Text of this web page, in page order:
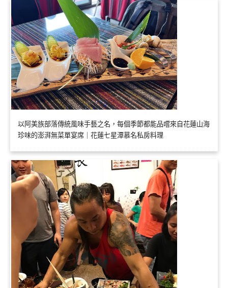
以阿美族部落傳統風味手藝之名，每個季節都能品嚐來自花蓮山海
珍味的澎湃無菜單宴席｜花蓮七星潭慕名私房料理